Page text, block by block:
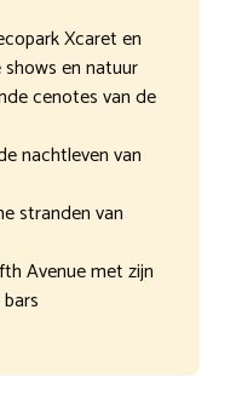
Xcaret en
en natuur
cenotes van de
nachtleven van
stranden van
Avenue met zijn